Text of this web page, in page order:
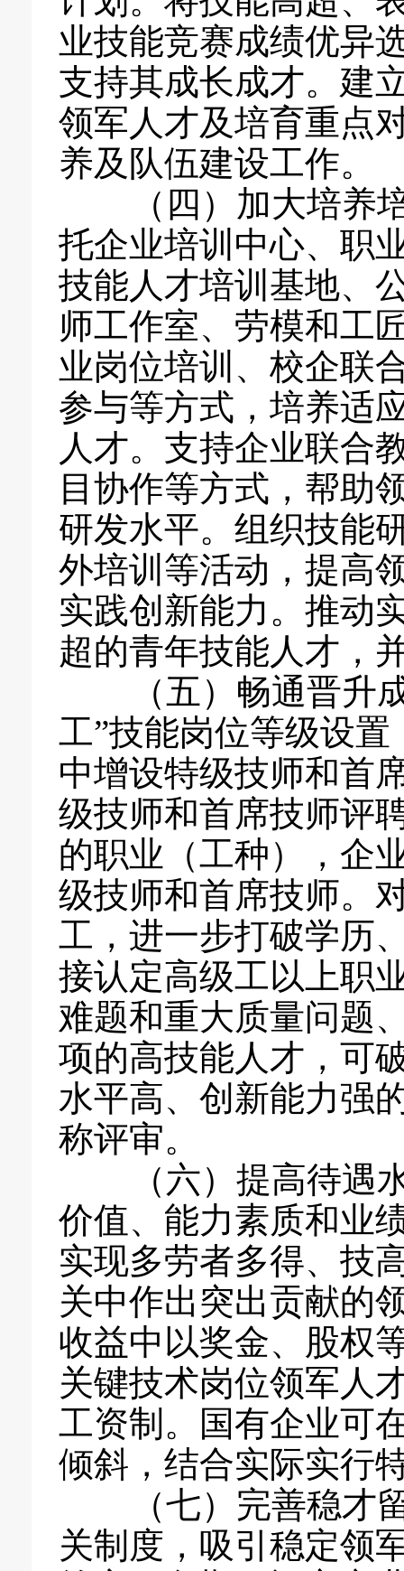
业技能竞赛成绩优异
支持其成长成才。建
领军人才及培育重点
养及队伍建设工作。
（四）加大培养培
托企业培训中心、职
技能人才培训基地、
师工作室、劳模和工
业岗位培训、校企联
参与等方式，培养适
人才。支持企业联合
目协作等方式，帮助
研发水平。组织技能
外培训等活动，提高
实践创新能力。推动
超的青年技能人才，
（五）畅通晋升成
工”技能岗位等级设
中增设特级技师和首
级技师和首席技师评
的职业（工种），企
级技师和首席技师。
工，进一步打破学历
接认定高级工以上职
难题和重大质量问题
项的高技能人才，可
水平高、创新能力强
称评审。
（六）提高待遇水
价值、能力素质和业
实现多劳者多得、技
关中作出突出贡献的
收益中以奖金、股权
关键技术岗位领军人
工资制。国有企业可
倾斜，结合实际实行
（七）完善稳才留
关制度，吸引稳定领